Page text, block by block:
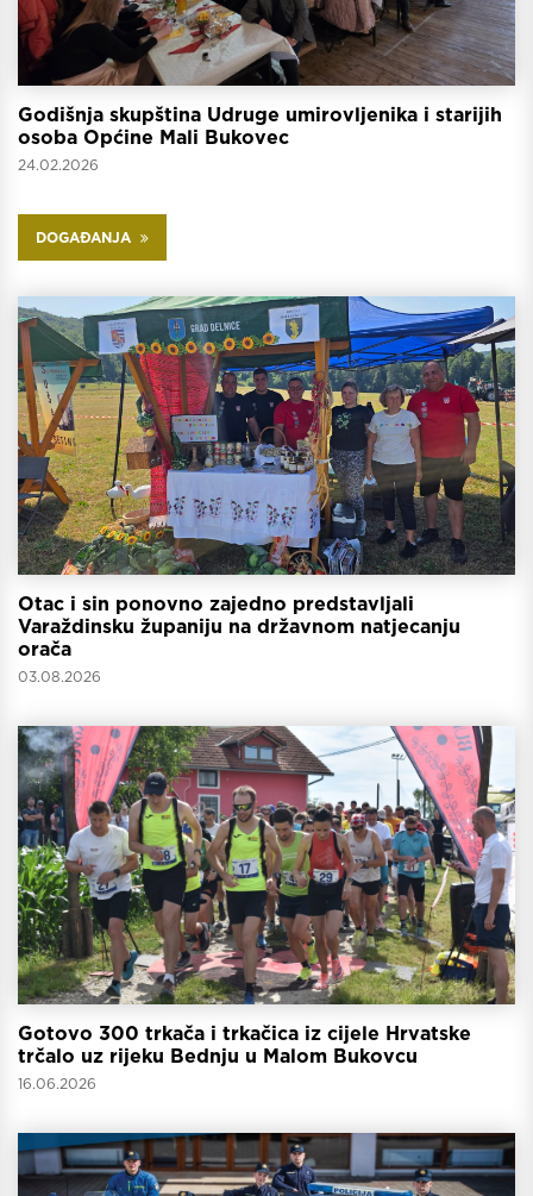
Godišnja skupština Udruge umirovljenika i starijih
osoba Općine Mali Bukovec
24.02.2026
DOGAĐANJA
Otac i sin ponovno zajedno predstavljali
Varaždinsku županiju na državnom natjecanju
orača
03.08.2026
Gotovo 300 trkača i trkačica iz cijele Hrvatske
trčalo uz rijeku Bednju u Malom Bukovcu
16.06.2026